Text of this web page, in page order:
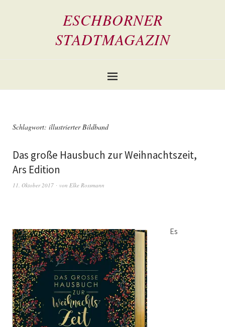
ESCHBORNER
STADTMAGAZIN
Schlagwort: illustrierter Bildband
Das große Hausbuch zur Weihnachtszeit,
Ars Edition
11. Oktober 2017 von Elke Rossmann
Es